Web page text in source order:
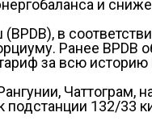
и
в
Ранее
за всю
Чаттограм,
132/33